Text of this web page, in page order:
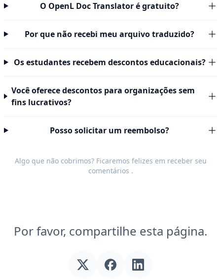
O OpenL Doc Translator é gratuito?
Por que não recebi meu arquivo traduzido?
Os estudantes recebem descontos educacionais?
Você oferece descontos para organizações sem
fins lucrativos?
Posso solicitar um reembolso?
Algo que não cobrimos? Ficaremos felizes em receber seu
comentários .
Por favor, compartilhe esta página.